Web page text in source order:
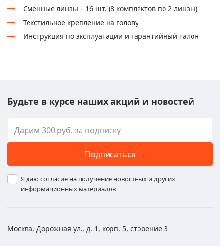
Сменные линзы – 16 шт. (8 комплектов по 2 линзы)
Текстильное крепление на голову
Инструкция по эксплуатации и гарантийный талон
Будьте в курсе наших акций и новостей
Подписаться
Я даю согласие на получение новостных и других
информационных материалов
Москва, Дорожная ул., д. 1, корп. 5, строение 3